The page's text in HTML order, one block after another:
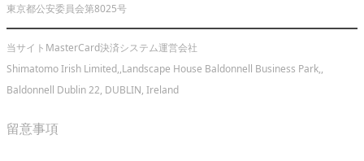
東京都公安委員会第8025号
当サイトMasterCard決済システム運営会社
Shimatomo Irish Limited,,Landscape House Baldonnell Business Park,,
Baldonnell Dublin 22, DUBLIN, Ireland
留意事項